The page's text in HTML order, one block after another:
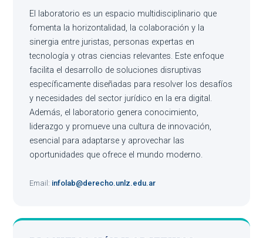
El laboratorio es un espacio multidisciplinario que
fomenta la horizontalidad, la colaboración y la
sinergia entre juristas, personas expertas en
tecnología y otras ciencias relevantes. Este enfoque
facilita el desarrollo de soluciones disruptivas
específicamente diseñadas para resolver los desafíos
y necesidades del sector jurídico en la era digital.
Además, el laboratorio genera conocimiento,
liderazgo y promueve una cultura de innovación,
esencial para adaptarse y aprovechar las
oportunidades que ofrece el mundo moderno.
Email: infolab@derecho.unlz.edu.ar